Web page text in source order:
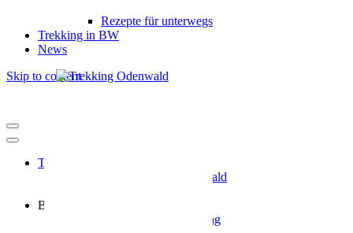
Rezepte für unterwegs
Trekking in BW
News
Skip to content
Trekking Odenwald
Naturpark Neckartal-Odenwald
Buchung
Allgemeine Infos zur Nutzung